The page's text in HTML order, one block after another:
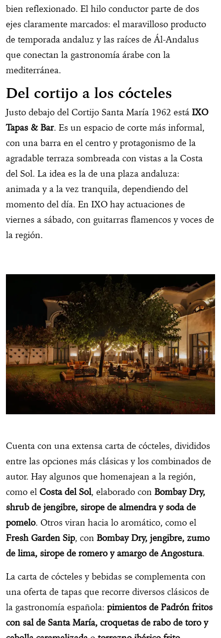
bien reflexionado. El hilo conductor parte de dos
ejes claramente marcados: el maravilloso producto
de temporada andaluz y las raíces de Ál-Andalus
que conectan la gastronomía árabe con la
mediterránea.
Del cortijo a los cócteles
Justo debajo del Cortijo Santa María 1962 está IXO
Tapas & Bar. Es un espacio de corte más informal,
con una barra en el centro y protagonismo de la
agradable terraza sombreada con vistas a la Costa
del Sol. La idea es la de una plaza andaluza:
animada y a la vez tranquila, dependiendo del
momento del día. En IXO hay actuaciones de
viernes a sábado, con guitarras flamencos y voces de
la región.
Cuenta con una extensa carta de cócteles, divididos
entre las opciones más clásicas y los combinados de
autor. Hay algunos que homenajean a la región,
como el Costa del Sol, elaborado con Bombay Dry,
shrub de jengibre, sirope de almendra y soda de
pomelo. Otros viran hacia lo aromático, como el
Fresh Garden Sip, con Bombay Dry, jengibre, zumo
de lima, sirope de romero y amargo de Angostura.
La carta de cócteles y bebidas se complementa con
una oferta de tapas que recorre diversos clásicos de
la gastronomía española: pimientos de Padrón fritos
con sal de Santa María, croquetas de rabo de toro y